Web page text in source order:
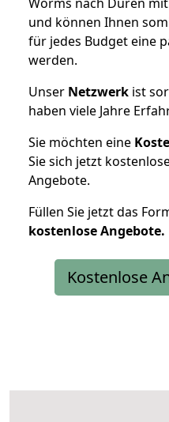
und können Ihnen
für jedes Budget eine
werden.
Unser Netzwerk ist
haben viele Jahre
Sie möchten eine
Sie sich jetzt
Angebote.
Füllen Sie jetzt das
kostenloseAngebote.
Kostenlose